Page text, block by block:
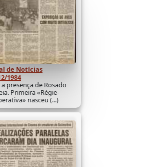
de Notícias
1984
presença de Rosado
Primeira «Régie-
nasceu (...)